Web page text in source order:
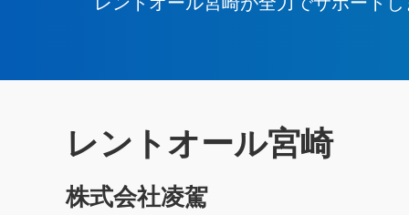
レントオール宮崎
株式会社凌駕